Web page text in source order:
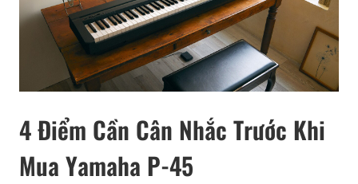
4 Điểm Cần Cân Nhắc Trước Khi
Mua Yamaha P-45